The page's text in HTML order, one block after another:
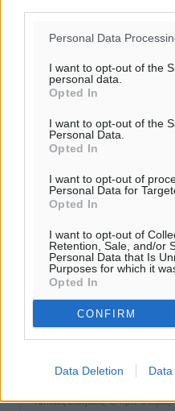
Personal Data
I want to opt-out of the
personal data.
Opted In
I want to opt-out of the
Personal Data.
Opted In
I want to opt-out of
Personal Data for
Opted In
I want to opt-out of
Retention, Sale, and/or
Personal Data that Is
Purposes for which it
Opted In
CONFIRM
Data Deletion Data
Η Meridiam ξεκλειδώνει
Παρουσίαση βιβλίου του
Πολιτιστικά• πριν 6 ώρες
Εγκρίθηκε η ηλεκτρική
μέσω υποβρύχιων
Τοπικές Ειδήσεις• πριν 6 ώρες
Νέο ανακαινισμένο
στην Πάτμο
Τοπικές Ειδήσεις• πριν 7 ώρες
Οι συναντήσεις που
Ρόδο ο Πρέσβης της
Τοπικές Ειδήσεις• πριν 8 ώρες